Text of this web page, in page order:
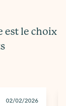
est le choix
02/02/2026